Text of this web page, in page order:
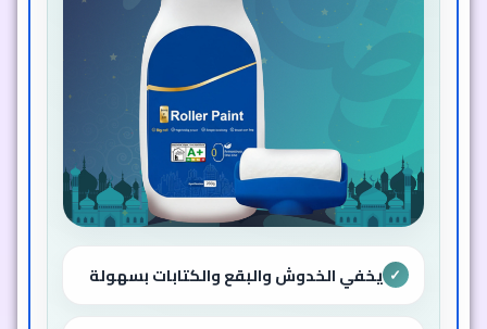
✓ يخفي الخدوش والبقع والكتابات بسهولة